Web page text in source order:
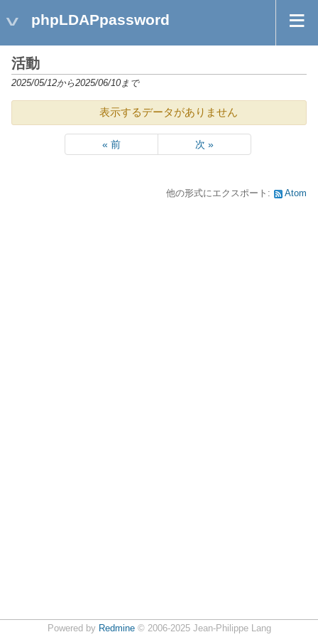
phpLDAPpassword
活動
2025/05/12から2025/06/10まで
表示するデータがありません
« 前 次 »
他の形式にエクスポート: Atom
Powered by Redmine© 2006-2025 Jean-Philippe Lang